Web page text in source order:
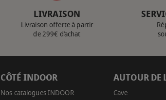
LIVRAISON
Livraison offerte à partir
de 299€ d’achat
CÔTÉ INDOOR
Nos catalogues INDOOR
AUTOUR DE
Cave